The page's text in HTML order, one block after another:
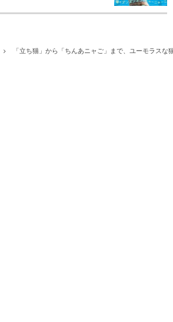
「立ち猫」から「ちんあニャご」まで、ユーモラス